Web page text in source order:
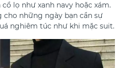
lọ như xanh navy hoặc xám.
những ngày bạn cần sự
nghiêm túc như khi mặc suit.